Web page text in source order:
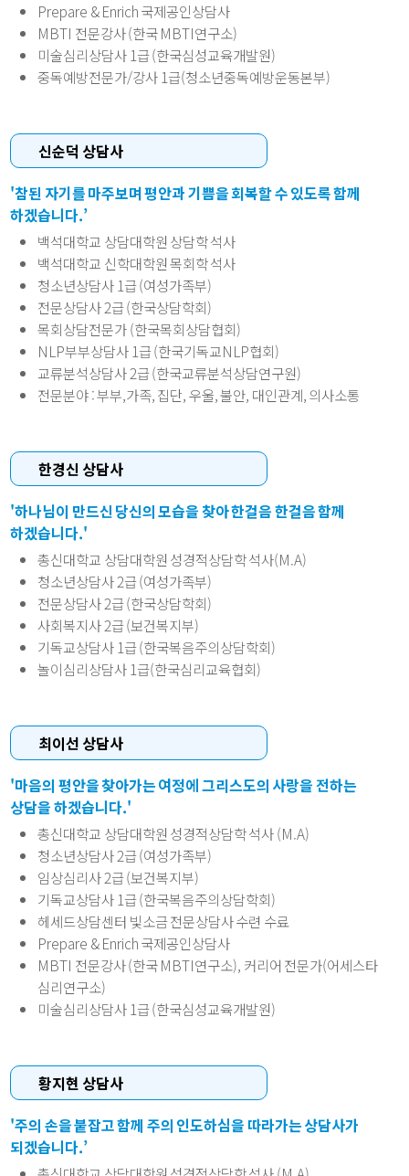
Prepare & Enrich 국제공인상담사
MBTI 전문강사 (한국 MBTI연구소)
미술심리상담사 1급 (한국심성교육개발원)
중독예방전문가/강사 1급(청소년중독예방운동본부)
신순덕 상담사
'참된 자기를 마주보며 평안과 기쁨을 회복할 수 있도록 함께
하겠습니다.’
백석대학교 상담대학원 상담학 석사
백석대학교 신학대학원 목회학 석사
청소년상담사 1급 (여성가족부)
전문상담사 2급 (한국상담학회)
목회상담전문가 (한국목회상담협회)
NLP부부상담사 1급 (한국기독교NLP협회)
교류분석상담사 2급 (한국교류분석상담연구원)
전문분야: 부부,가족, 집단, 우울, 불안, 대인관계, 의사소통
한경신 상담사
'하나님이 만드신 당신의 모습을 찾아 한걸음 한걸음 함께
하겠습니다.'
총신대학교 상담대학원 성경적상담학 석사(M.A)
청소년상담사 2급 (여성가족부)
전문상담사 2급 (한국상담학회)
사회복지사 2급 (보건복지부)
기독교상담사 1급 (한국복음주의상담학회)
놀이심리상담사 1급(한국심리교육협회)
최이선 상담사
'마음의 평안을 찾아가는 여정에 그리스도의 사랑을 전하는
상담을 하겠습니다.'
총신대학교 상담대학원 성경적상담학 석사 (M.A)
청소년상담사 2급 (여성가족부)
임상심리사 2급 (보건복지부)
기독교상담사 1급 (한국복음주의상담학회)
헤세드상담센터 빛소금 전문상담사 수련 수료
Prepare & Enrich 국제공인상담사
MBTI 전문강사 (한국 MBTI연구소), 커리어 전문가(어세스타
심리연구소)
미술심리상담사 1급 (한국심성교육개발원)
황지현 상담사
'주의 손을 붙잡고 함께 주의 인도하심을 따라가는 상담사가
되겠습니다.’